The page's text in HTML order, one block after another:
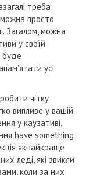
треба
просто
Загалом, можна
у своїй
буде
усі
чітку
випливе у вашій
у каузативі.
have something
якнайкраще
леді, які звикли
коли за них